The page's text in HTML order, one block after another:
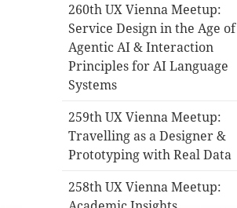
260th UX Vienna Meetup:
Service Design in the Age of
Agentic AI & Interaction
Principles for AI Language
Systems
259th UX Vienna Meetup:
Travelling as a Designer &
Prototyping with Real Data
258th UX Vienna Meetup: